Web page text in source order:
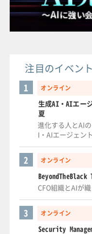
注目のイベン
オンライン
1
生成AI・AIエー
夏
進化する人とAI
I・AIエージェン
オンライン
2
BeyondTheBlack
CFO組織とAIが
オンライン
3
Security